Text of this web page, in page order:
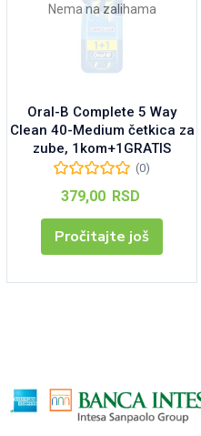
Nema na zalihama
Oral-B Complete 5 Way
Clean 40-Medium četkica za
zube, 1kom+1GRATIS
(0)
379,00 RSD
Pročitajte još